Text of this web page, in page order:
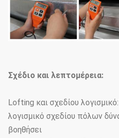
Σχέδιο και λεπτομέρεια:
Lofting και σχεδίου
λογισμικό σχεδίου πόλων
βοηθήσει